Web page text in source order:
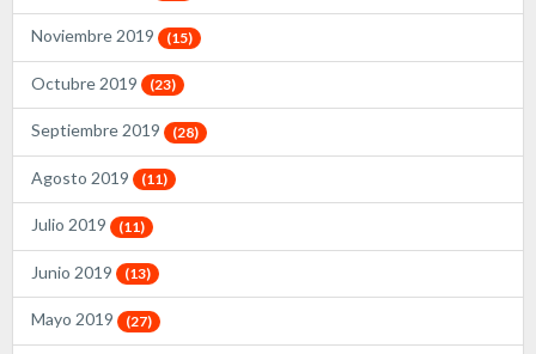
Noviembre 2019 (15)
Octubre 2019 (23)
Septiembre 2019 (28)
Agosto 2019 (11)
Julio 2019 (11)
Junio 2019 (13)
Mayo 2019 (27)